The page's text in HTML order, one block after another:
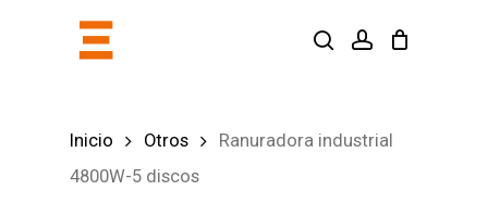
searchaccount
Inicio Otros
Ranuradora industrial
4800W-5 discos